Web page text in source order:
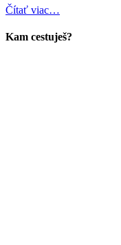
Čítať viac…
Kam cestuješ?